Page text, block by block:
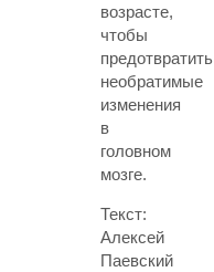
возрасте,
чтобы
предотвратить
необратимые
изменения
в
головном
мозге.
Текст:
Алексей
Паевский